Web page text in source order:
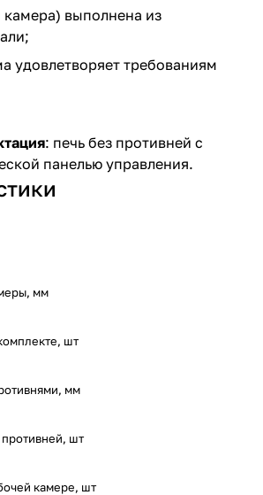
камера) выполнена из
удовлетворяет требованиям
: печь без противней с
панелью управления.
мм
шт
мм
шт
камере, шт